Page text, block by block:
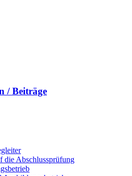
/ Beiträge
die Abschlussprüfung